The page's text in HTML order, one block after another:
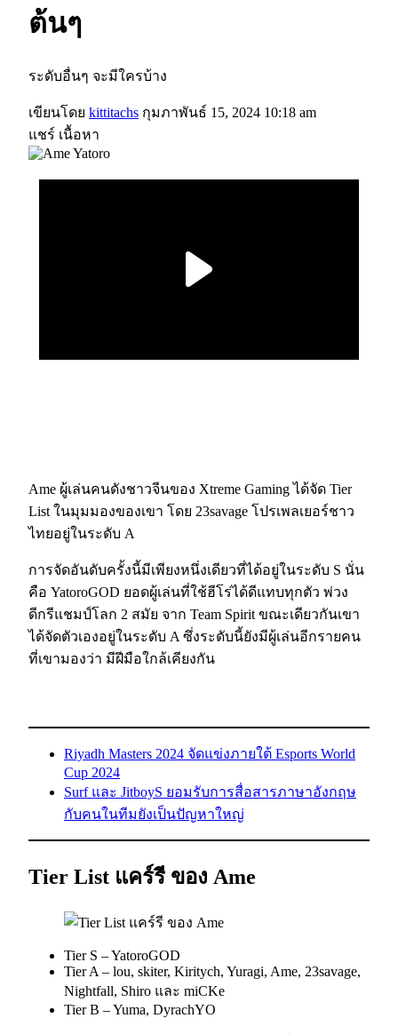
ต้นๆ
ระดับอื่นๆ จะมีใครบ้าง
เขียนโดย kittitachs กุมภาพันธ์ 15, 2024 10:18 am
แชร์ เนื้อหา
Ame ผู้เล่นคนดังชาวจีนของ Xtreme Gaming ได้จัด Tier
List ในมุมมองของเขา โดย 23savage โปรเพลเยอร์ชาว
ไทยอยู่ในระดับ A
การจัดอันดับครั้งนี้มีเพียงหนึ่งเดียวที่ได้อยู่ในระดับ S นั่น
คือ YatoroGOD ยอดผู้เล่นที่ใช้ฮีโร่ได้ดีแทบทุกตัว พ่วง
ดีกรีแชมป์โลก 2 สมัย จาก Team Spirit ขณะเดียวกันเขา
ได้จัดตัวเองอยู่ในระดับ A ซึ่งระดับนี้ยังมีผู้เล่นอีกรายคน
ที่เขามองว่า มีฝีมือใกล้เคียงกัน
Riyadh Masters 2024 จัดแข่งภายใต้ Esports World
Cup 2024
Surf และ JitboyS ยอมรับการสื่อสารภาษาอังกฤษ
กับคนในทีมยังเป็นปัญหาใหญ่
Tier List แคร์รี ของ Ame
Tier S – YatoroGOD
Tier A – lou, skiter, Kiritych, Yuragi, Ame, 23savage,
Nightfall, Shiro และ miCKe
Tier B – Yuma, DyrachYO